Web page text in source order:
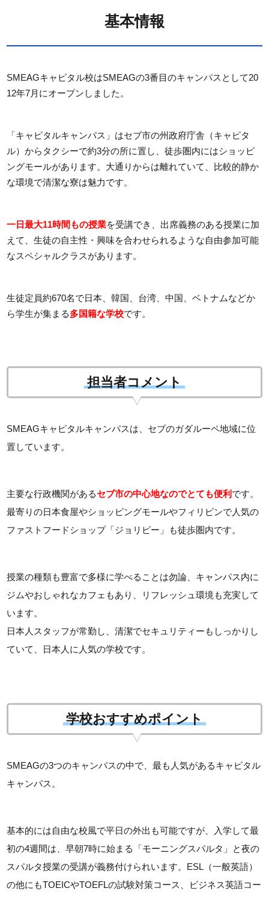
基本情報
SMEAGキャピタル校はSMEAGの3番目のキャンパスとして20
12年7月にオープンしました。
「キャピタルキャンパス」はセブ市の州政府庁舎（キャピタ
ル）からタクシーで約3分の所に置し、徒歩圏内にはショッピ
ングモールがあります。大通りからは離れていて、比較的静か
な環境で清潔な寮は魅力です。
一日最大11時間もの授業を受講でき、出席義務のある授業に加
えて、生徒の自主性・興味を合わせられるような自由参加可能
なスペシャルクラスがあります。
生徒定員約670名で日本、韓国、台湾、中国、ベトナムなどか
ら学生が集まる多国籍な学校です。
担当者コメント
SMEAGキャピタルキャンパスは、セブのガダルーペ地域に位
置しています。
主要な行政機関があるセブ市の中心地なのでとても便利 です。
最寄りの日本食屋やショッピングモールやフィリピンで人気の
ファストフードショップ「ジョリビー」も徒歩圏内です。
授業の種類も豊富で多様に学べることは勿論、キャンパス内に
ジムやおしゃれなカフェもあり、リフレッシュ環境も充実して
います。
日本人スタッフが常勤し、清潔でセキュリティーもしっかりし
ていて、日本人に人気の学校です。
学校おすすめポイント
SMEAGの3つのキャンパスの中で、最も人気があるキャピタル
キャンパス。
基本的には自由な校風で平日の外出も可能ですが、入学して最
初の4週間は、早朝7時に始まる「モーニングスパルタ」と夜の
スパルタ授業の受講が義務付けられいます。ESL（一般英語）
の他にもTOEICやTOEFLの試験対策コース、ビジネス英語コー